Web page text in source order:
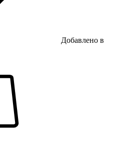
Добавлено в